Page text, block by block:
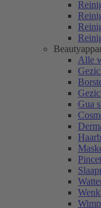
Alle
Gua
Pincet